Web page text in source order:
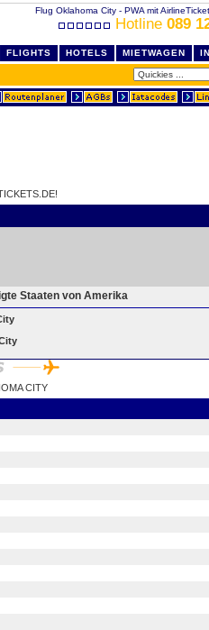
Flug Oklahoma City - PWA mit
Hotline 089
FLIGHTS HOTELS MIETWAGEN
Staaten von Amerika
CITY